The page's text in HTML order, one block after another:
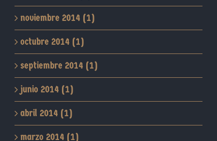
noviembre 2014 (1)
octubre 2014 (1)
septiembre 2014 (1)
junio 2014 (1)
abril 2014 (1)
marzo 2014 (1)